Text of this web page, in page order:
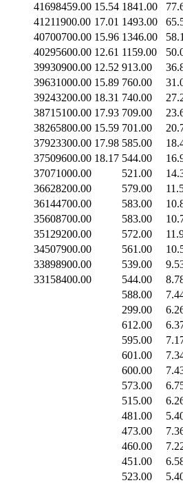
41698459.00 15.54 1841.00
41211900.00 17.01 1493.00
40700700.00 15.96 1346.00
40295600.00 12.61 1159.00
39930900.00 12.52 913.00
39631000.00 15.89 760.00
39243200.00 18.31 740.00
38715100.00 17.93 709.00
38265800.00 15.59 701.00
37923300.00 17.98 585.00
37509600.00 18.17 544.00
37071000.00 521.00
36628200.00 579.00
36144700.00 583.00
35608700.00 583.00
35129200.00 572.00
34507900.00 561.00
33898900.00 539.00
33158400.00 544.00
588.00
299.00
612.00
595.00
601.00
600.00
573.00
515.00
481.00
473.00
460.00
451.00
523.00